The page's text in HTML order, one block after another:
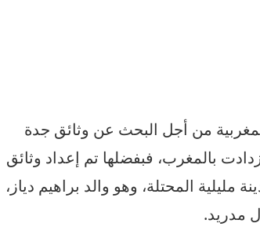
من أجل البحث عن وثائق جدة
بالمغرب، فبفضلها تم إعداد وثائق
مليلية المحتلة، وهو والد براهيم دياز،
مدريد.